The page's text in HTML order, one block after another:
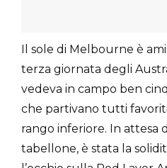
Il sole di Melbourne è
terza giornata degli
vedeva in campo ben
che partivano tutti
rango inferiore. In attesa
tabellone, è stata la